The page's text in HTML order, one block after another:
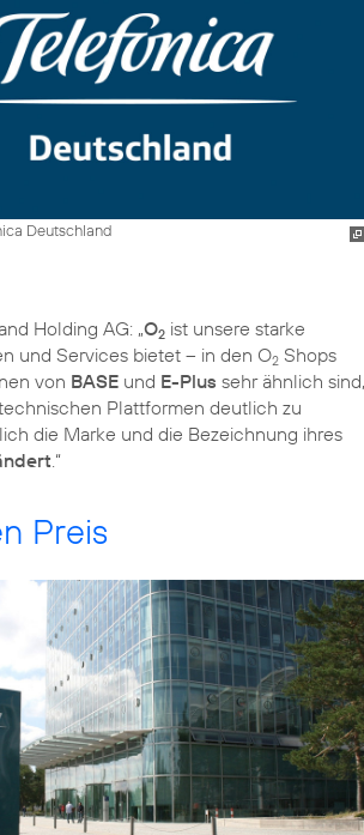
Deutschland
Holding AG: „O2 ist unsere starke
und Services bietet – in den O2 Shops
von BASE und E-Plus sehr ähnlich sind,
Plattformen deutlich zu
die Marke und die Bezeichnung ihres
.“
Preis